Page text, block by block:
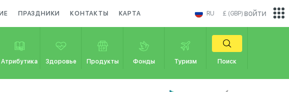
ПРАЗДНИКИ КОНТАКТЫ КАРТА RU £ (GBP)
Атрибутика Здоровье Продукты Фонды Туризм Поиск
войти